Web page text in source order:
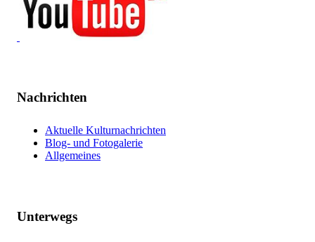
Nachrichten
Aktuelle Kulturnachrichten
Blog- und Fotogalerie
Allgemeines
Unterwegs